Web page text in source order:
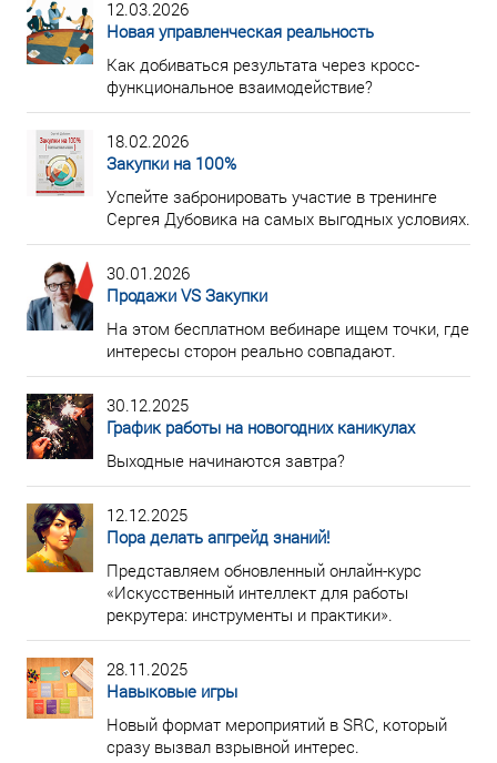
12.03.2026
Новая управленческая реальность
Как добиваться результата через кросс-
функциональное взаимодействие?
18.02.2026
Закупки на 100%
Успейте забронировать участие в тренинге
Сергея Дубовика на самых выгодных условиях.
30.01.2026
Продажи VS Закупки
На этом бесплатном вебинаре ищем точки, где
интересы сторон реально совпадают.
30.12.2025
График работы на новогодних каникулах
Выходные начинаются завтра?
12.12.2025
Пора делать апгрейд знаний!
Представляем обновленный онлайн-курс
«Искусственный интеллект для работы
рекрутера: инструменты и практики».
28.11.2025
Навыковые игры
Новый формат мероприятий в SRC, который
сразу вызвал взрывной интерес.